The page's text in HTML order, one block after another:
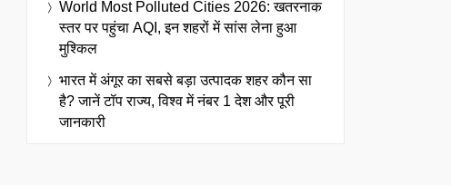
World Most Polluted Cities 2026: खतरनाक
स्तर पर पहुंचा AQI, इन शहरों में सांस लेना हुआ
मुश्किल
भारत में अंगूर का सबसे बड़ा उत्पादक शहर कौन सा
है? जानें टॉप राज्य, विश्व में नंबर 1 देश और पूरी
जानकारी